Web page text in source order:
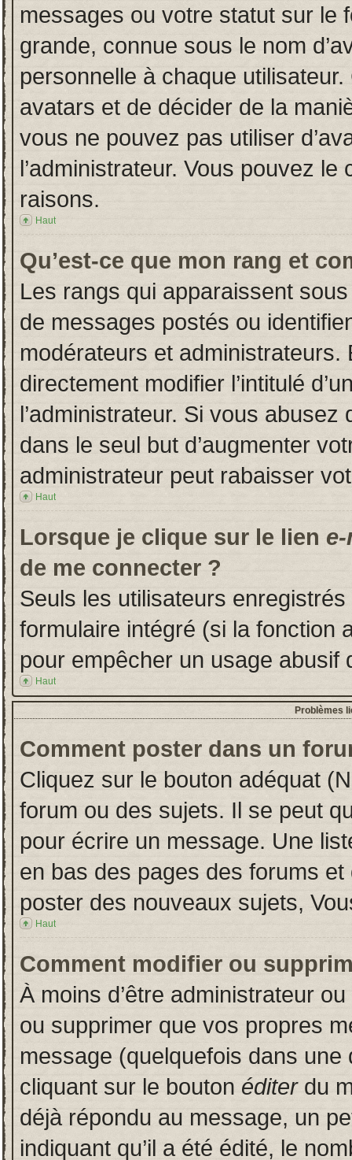
messages ou votre statut sur le
grande, connue sous le nom
personnelle à chaque utilisateur.
avatars et de décider de la
vous ne pouvez pas utiliser
l’administrateur. Vous pouvez
raisons.
Haut
Qu’est-ce que mon rang et
Les rangs qui apparaissent
de messages postés ou
modérateurs et
directement modifier l’intitulé
l’administrateur. Si vous
dans le seul but d’augmenter
administrateur peut rabaisser
Haut
Lorsque je clique sur le lien
de me connecter ?
Seuls les utilisateurs
formulaire intégré (si la fonction
pour empêcher un usage abusif
Haut
Problèmes
Comment poster dans un
Cliquez sur le bouton adéquat
forum ou des sujets. Il se peut
pour écrire un message. Une
en bas des pages des forums
poster des nouveaux sujets,
Haut
Comment modifier ou
À moins d’être administrateur
ou supprimer que vos propres
message (quelquefois dans
cliquant sur le bouton éditerdu
déjà répondu au message, un
indiquant qu’il a été édité, le